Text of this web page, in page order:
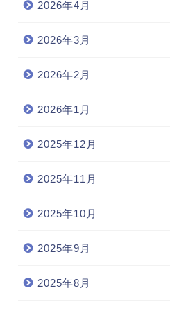
2026年4月
2026年3月
2026年2月
2026年1月
2025年12月
2025年11月
2025年10月
2025年9月
2025年8月